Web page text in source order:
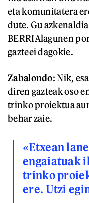
eta komunitatera
dute. Gu
BERRIAlagunen
gazteei dagokie.
Zabalondo: Nik,
diren gazteak oso
trinko proiektua
behar zaie.
«Etxean
engaiatuak
trinko
ere. Utzi